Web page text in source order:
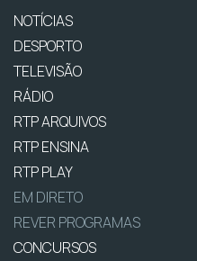
NOTÍCIAS
DESPORTO
TELEVISÃO
RÁDIO
RTP ARQUIVOS
RTP ENSINA
RTP PLAY
EM DIRETO
REVER PROGRAMAS
CONCURSOS